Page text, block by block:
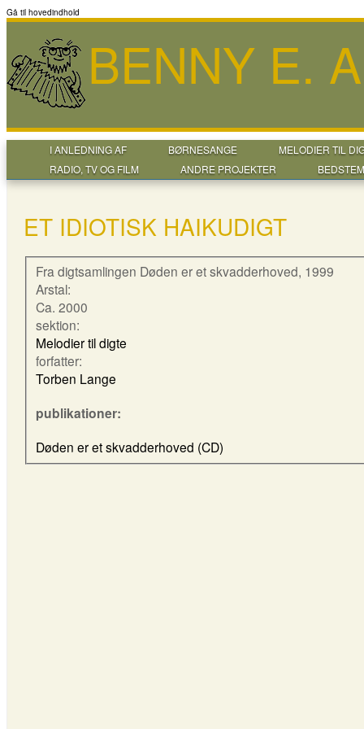
Gå til hovedindhold
BENNY E.
I ANLEDNING AF BØRNESANGE
MELODIER TIL
RADIO, TV OG FILM
ANDRE PROJEKTER
ET IDIOTISK HAIKUDIGT
Fra digtsamlingen Døden er et skvadderhoved, 1999
Arstal:
Ca. 2000
sektion:
Melodier til digte
forfatter:
Torben Lange
publikationer:
Døden er et skvadderhoved (CD)